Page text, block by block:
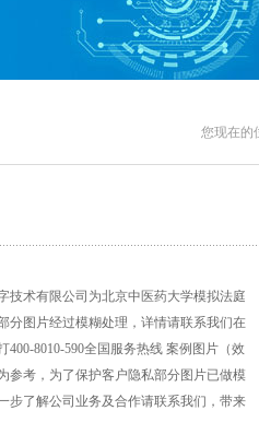
您现在的
技术有限公司为北京中医药大学模拟法庭
分图片经过模糊处理，详情请联系我们在
400-8010-590全国服务热线 案例图片（效
参考，为了保护客户隐私部分图片已做模
步了解公司业务及合作请联系我们，带来